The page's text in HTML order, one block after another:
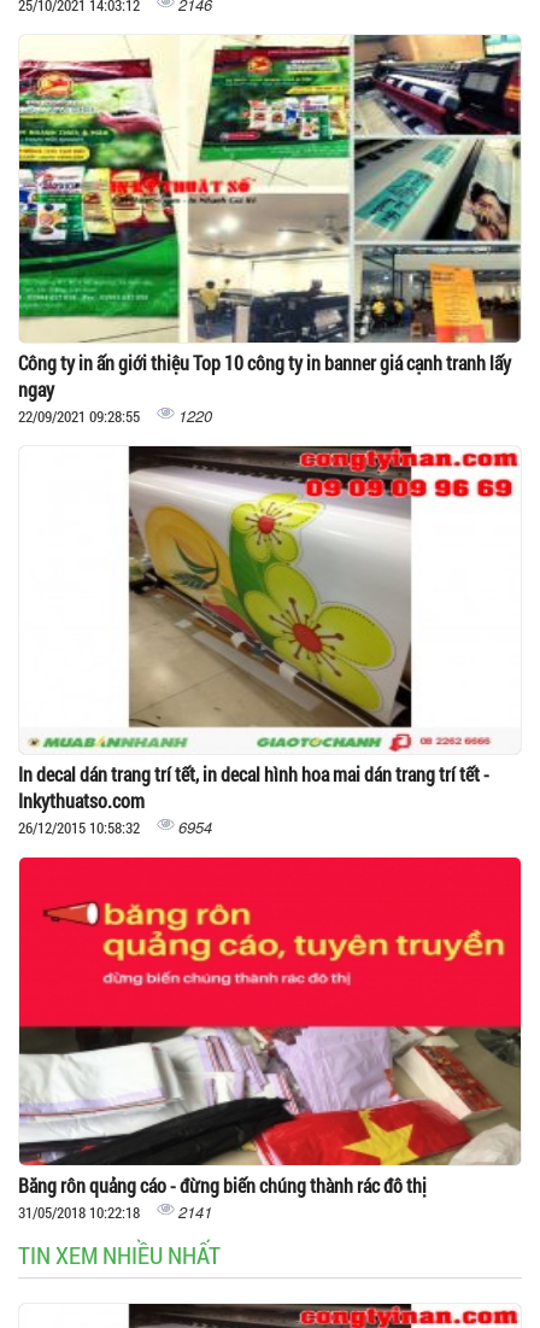
25/10/2021 14:03:12
Công ty in ấn giới thiệu Top 10 công ty in banner giá cạnh tranh lấy
ngay
22/09/2021 09:28:55 1220
In decal dán trang trí tết, in decal hình hoa mai dán trang trí tết -
Inkythuatso.com
26/12/2015 10:58:32 6954
Băng rôn quảng cáo - đừng biến chúng thành rác đô thị
31/05/2018 10:22:18 2141
TIN XEM NHIỀU NHẤT